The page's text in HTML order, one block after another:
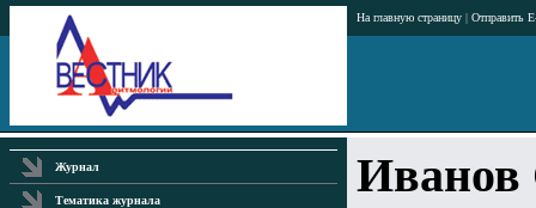
На главную страницу | Отправить
Журнал
Тематика журнала